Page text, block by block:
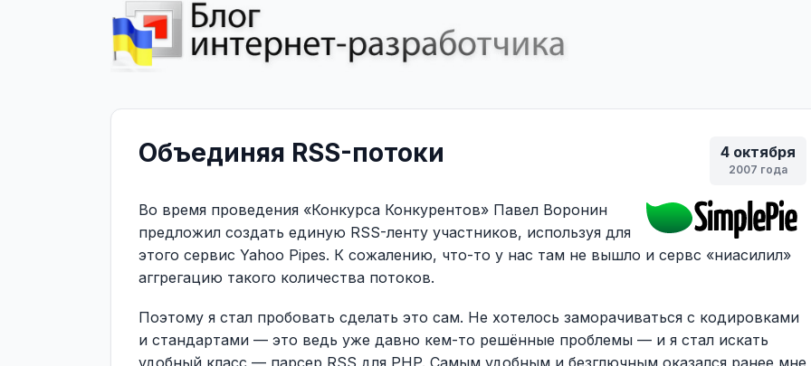
4 октября
2007 года
Объединяя RSS-потоки
Во время проведения «Конкурса Конкурентов» Павел Воронин
предложил создать единую RSS-ленту участников, используя для
этого сервис Yahoo Pipes. К сожалению, что-то у нас там не вышло и сервс «ниасилил»
аггрегацию такого количества потоков.
Поэтому я стал пробовать сделать это сам. Не хотелось заморачиваться с кодировками
и стандартами — это ведь уже давно кем-то решённые проблемы — и я стал искать